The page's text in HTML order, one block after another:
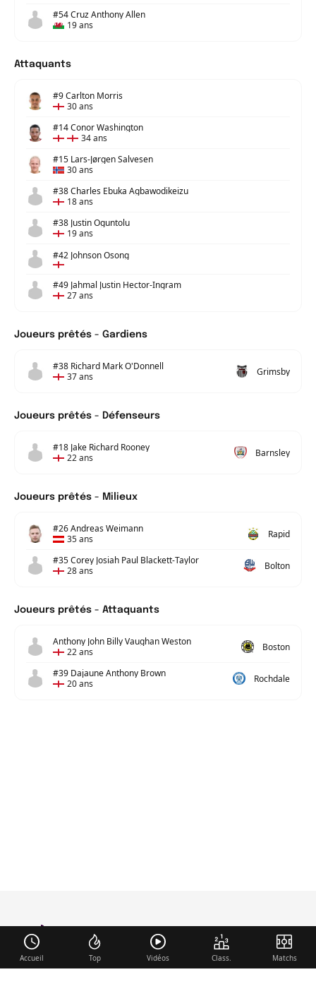
#54 Cruz Anthony Allen
19 ans
Attaquants
#9 Carlton Morris
30 ans
#14 Conor Washington
34 ans
#15 Lars-Jørgen Salvesen
30 ans
#38 Charles Ebuka Agbawodikeizu
18 ans
#38 Justin Oguntolu
19 ans
#42 Johnson Osong
#49 Jahmal Justin Hector-Ingram
27 ans
Joueurs prêtés - Gardiens
#38 Richard Mark O'Donnell
37 ans
Grimsby
Joueurs prêtés - Défenseurs
#18 Jake Richard Rooney
22 ans
Barnsley
Joueurs prêtés - Milieux
#26 Andreas Weimann
35 ans
Rapid
#35 Corey Josiah Paul Blackett-Taylor
28 ans
Bolton
Joueurs prêtés - Attaquants
Anthony John Billy Vaughan Weston
22 ans
Boston
#39 Dajaune Anthony Brown
20 ans
Rochdale
foot-anglais.com
Accueil Top Vidéos Class. Matchs